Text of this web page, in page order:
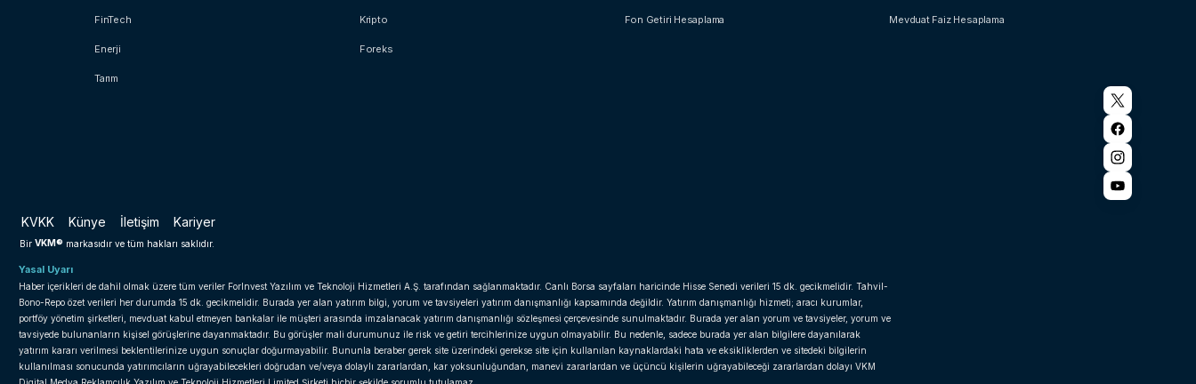
FinTech
Enerji
Tarım
Kripto
Foreks
Fon Getiri Hesaplama Mevduat Faiz Hesaplama
KVKK Künye İletişim Kariyer
Bir VKM® markasıdır ve tüm hakları saklıdır.
Yasal Uyarı
Haber içerikleri de dahil olmak üzere tüm veriler ForInvest Yazılım ve Teknoloji Hizmetleri A.Ş. tarafından sağlanmaktadır. Canlı Borsa sayfaları haricinde Hisse Senedi verileri 15 dk. gecikmelidir. Tahvil-
Bono-Repo özet verileri her durumda 15 dk. gecikmelidir. Burada yer alan yatırım bilgi, yorum ve tavsiyeleri yatırım danışmanlığı kapsamında değildir. Yatırım danışmanlığı hizmeti; aracı kurumlar,
portföy yönetim şirketleri, mevduat kabul etmeyen bankalar ile müşteri arasında imzalanacak yatırım danışmanlığı sözleşmesi çerçevesinde sunulmaktadır. Burada yer alan yorum ve tavsiyeler, yorum ve
tavsiyede bulunanların kişisel görüşlerine dayanmaktadır. Bu görüşler mali durumunuz ile risk ve getiri tercihlerinize uygun olmayabilir. Bu nedenle, sadece burada yer alan bilgilere dayanılarak
yatırım kararı verilmesi beklentilerinize uygun sonuçlar doğurmayabilir. Bununla beraber gerek site üzerindeki gerekse site için kullanılan kaynaklardaki hata ve eksikliklerden ve sitedeki bilgilerin
kullanılması sonucunda yatırımcıların uğrayabilecekleri doğrudan ve/veya dolaylı zararlardan, kar yoksunluğundan, manevi zararlardan ve üçüncü kişilerin uğrayabileceği zararlardan dolayı VKM